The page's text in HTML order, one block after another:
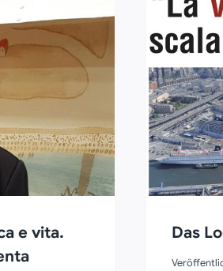
e vita.
Das